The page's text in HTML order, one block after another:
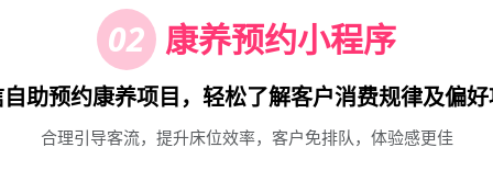
02 康养预约小程序
助预约康养项目，轻松了解客户消费规律及偏
合理引导客流，提升床位效率，客户免排队，体验感更佳